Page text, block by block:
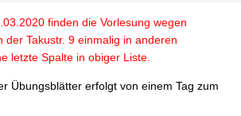
finden die Vorlesung wegen
der Takustr. 9 einmalig in anderen
letzte Spalte in obiger Liste.
Übungsblätter erfolgt von einem Tag zum